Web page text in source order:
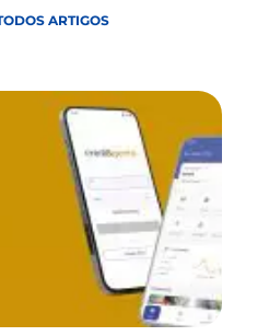
muito mais seguro e
este